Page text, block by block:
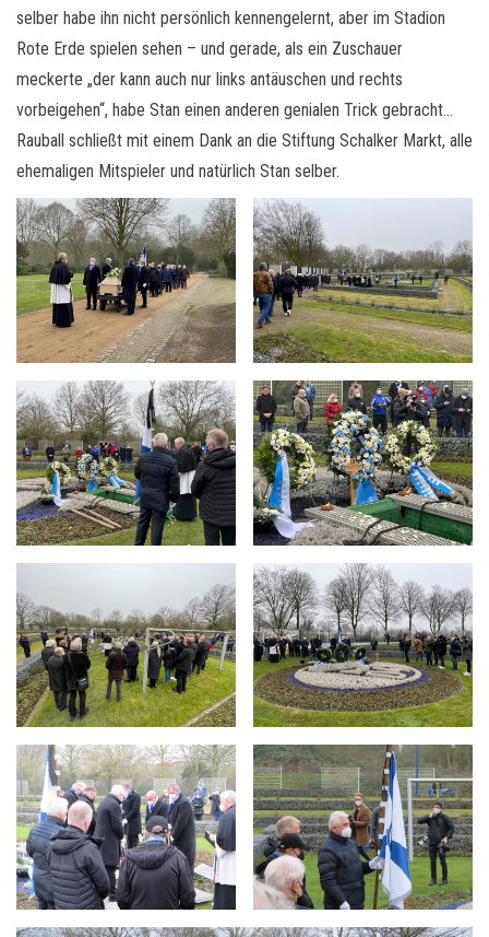
selber habe ihn nicht persönlich kennengelernt, aber im Stadion
Rote Erde spielen sehen – und gerade, als ein Zuschauer
meckerte „der kann auch nur links antäuschen und rechts
vorbeigehen“, habe Stan einen anderen genialen Trick gebracht…
Rauball schließt mit einem Dank an die Stiftung Schalker Markt, alle
ehemaligen Mitspieler und natürlich Stan selber.